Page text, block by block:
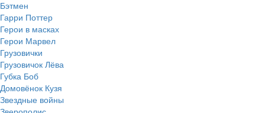
Бэтмен
Гарри Поттер
Герои в масках
Герои Марвел
Грузовички
Грузовичок Лёва
Губка Боб
Домовёнок Кузя
Звездные войны